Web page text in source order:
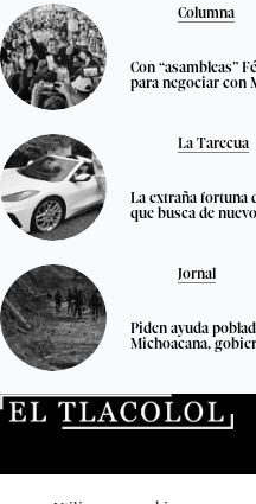
Columna
Con “asambleas”
para negociar con
La Tarecua
La extraña fortuna
que busca de
Jornal
Piden ayuda
Michoacana,